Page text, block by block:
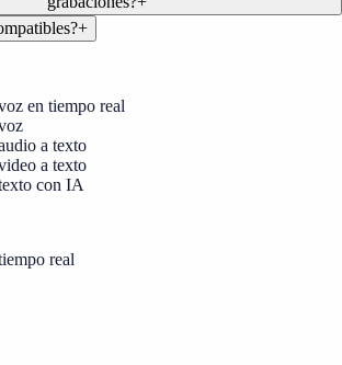
+
en tiempo real
a texto
a texto
con IA
real